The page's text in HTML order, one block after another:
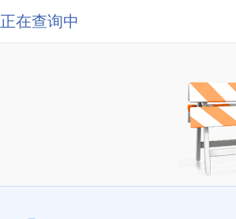
正在查询中